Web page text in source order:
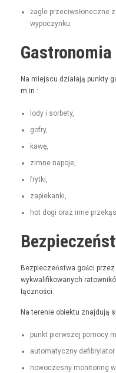
żagle prze­ci­wsłoneczne
wypoczynku.
Gastronomia
Na miejs­cu dzi­ała­ją punk­ty
m.in.:
lody i sorbety,
gofry,
kawę,
zimne napo­je,
fry­t­ki,
zapiekan­ki,
hot dogi oraz inne
Bez­pieczeńst­wa goś­ci przez
wyk­wal­i­fikowanych
łączności.
Na tere­nie obiek­tu zna­j­du­ją
punkt pier­wszej pomo­cy
automaty­czny defi­bry­la­tor
nowoczes­ny mon­i­tor­ing